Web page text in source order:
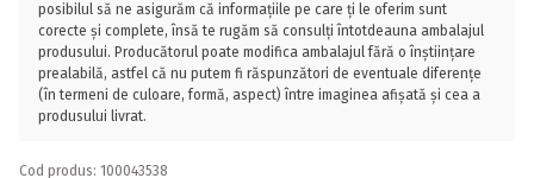
posibilul să ne asigurăm că informațiile pe care ți le oferim sunt
corecte și complete, însă te rugăm să consulți întotdeauna ambalajul
produsului. Producătorul poate modifica ambalajul fără o înștiințare
prealabilă, astfel că nu putem fi răspunzători de eventuale diferențe
(în termeni de culoare, formă, aspect) între imaginea afișată și cea a
produsului livrat.
Cod produs: 100043538